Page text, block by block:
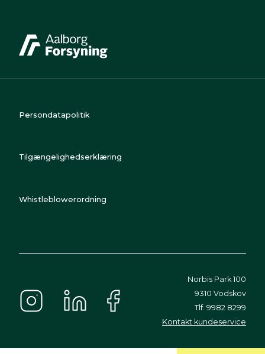
Persondatapolitik
Tilgængelighedserklæring
Whistleblowerordning
Norbis Park 100
9310 Vodskov
Tlf. 9982 8299
Kontakt kundeservice